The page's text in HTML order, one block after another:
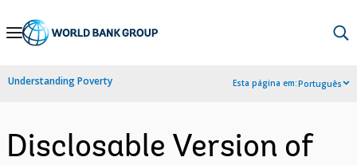
Skip
Navigation
Understanding Poverty Esta página em:Português
Disclosable Version of